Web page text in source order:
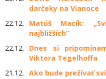
darčeky na Vianoce
22.12.
Matúš Macík:
najbližších“
22.12.
Dnes si
Viktora Tegelhoffa
21.12. Ako bude prežívať